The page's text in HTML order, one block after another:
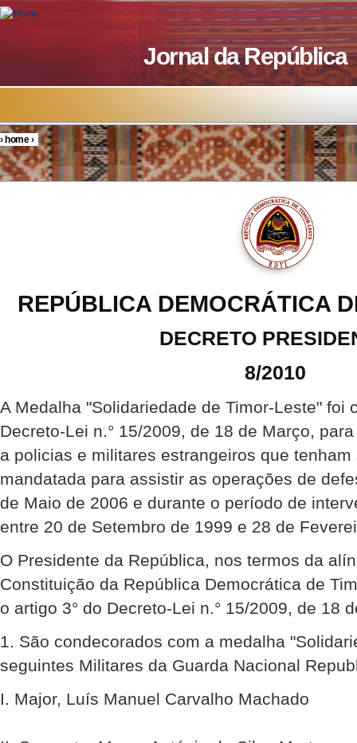
Skip to main content
Jornal da República
You are here
›home›
REPÚBLICA DEMOCRÁTICA
DECRETO
8/2010
A Medalha "Solidariedade de Timor-Leste" foi
Decreto-Lei n.° 15/2009, de 18 de Março,
a policias e militares estrangeiros que
mandatada para assistir as operações de
de Maio de 2006 e durante o período de
entre 20 de Setembro de 1999 e 28 de
O Presidente da República, nos termos da
Constituição da República Democrática de
o artigo 3° do Decreto-Lei n.° 15/2009, de 18
1. São condecorados com a medalha
seguintes Militares da Guarda Nacional
I. Major, Luís Manuel Carvalho Machado